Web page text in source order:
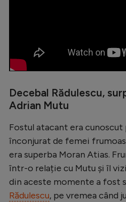
JO 2024
JO 2026
Intră în cont
Creează cont
Decebal Rădulescu,
Adrian Mutu
Fostul atacant era cunoscut
înconjurat de femei
era superba Moran Atias.
într-o relație cu Mutu și îl
din aceste momente a fost
Rădulescu, pe vremea când